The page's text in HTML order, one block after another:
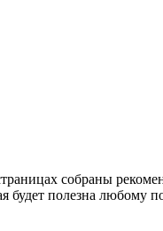
собраны
полезна любому